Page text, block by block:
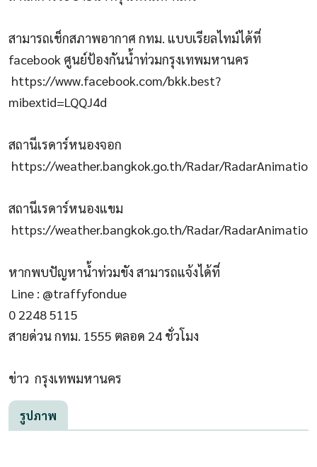
สามารถเช็กสภาพอากาศ กทม. แบบเรียลไทม์ได้ที่
facebook ศูนย์ป้องกันน้ำท่วมกรุงเทพมหานคร
https://www.facebook.com/bkk.best?
mibextid=LQQJ4d
สถานีเรดาร์หนองจอก
https://weather.bangkok.go.th/Radar/
สถานีเรดาร์หนองแขม
https://weather.bangkok.go.th/Radar/
หากพบปัญหาน้ำท่วมขัง สามารถแจ้งได้ที่
Line : @traffyfondue
0 2248 5115
สายด่วน กทม. 1555 ตลอด 24 ชั่วโมง
ข่าว กรุงเทพมหานคร
รูปภาพ